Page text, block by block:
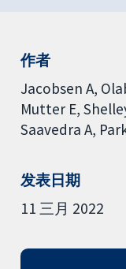
作者
Jacobsen A
Mutter E
Saavedra A
发表日期
11 三月 2022